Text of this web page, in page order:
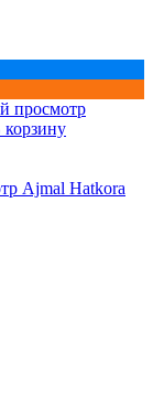
просмотр
Ajmal Hatkora